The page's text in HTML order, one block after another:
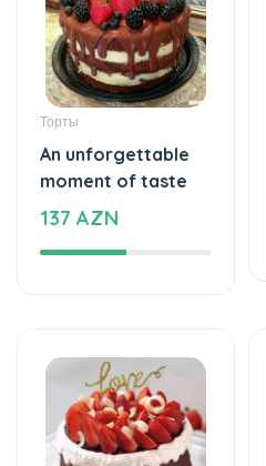
Торты
An unforgettable
moment of taste
137 AZN